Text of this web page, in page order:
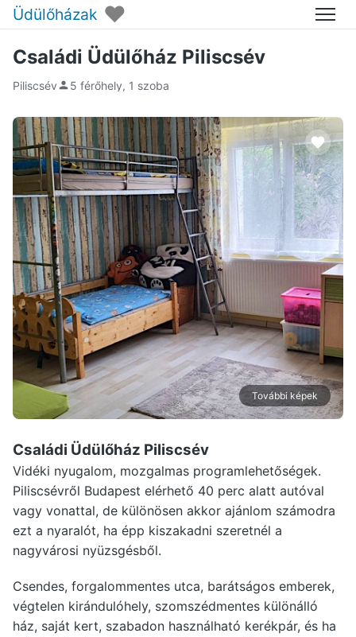
Üdülőházak ♥ Menü
Családi Üdülőház Piliscsév
Piliscsév 5 férőhely, 1 szoba
További képek
Családi Üdülőház Piliscsév
Vidéki nyugalom, mozgalmas programlehetőségek.
Piliscsévről Budapest elérhető 40 perc alatt autóval
vagy vonattal, de különösen akkor ajánlom számodra
ezt a nyaralót, ha épp kiszakadni szeretnél a
nagyvárosi nyüzsgésből.
Csendes, forgalommentes utca, barátságos emberek,
végtelen kirándulóhely, szomszédmentes különálló
ház, saját kert, szabadon használható kerékpár, és ha